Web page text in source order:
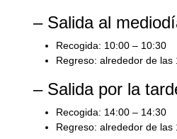
– Salida al
Recogida: 10:00 – 10:30
Regreso: alrededor de las
– Salida por la
Recogida: 14:00 – 14:30
Regreso: alrededor de las